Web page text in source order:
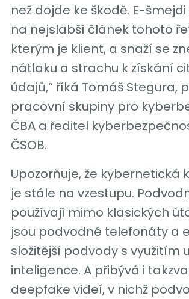
než dojde ke škodě. E-
na nejslabší článek tohoto
kterým je klient, a snaží se
nátlaku a strachu k získání
údajů,“ říká Tomáš Stegura,
pracovní skupiny pro
ČBA a ředitel
ČSOB.
Upozorňuje, že kybernetická
je stále na vzestupu.
používají mimo klasických
jsou podvodné telefonáty a
složitější podvody s využitím
inteligence. A přibývá i
deepfake videí, v nichž